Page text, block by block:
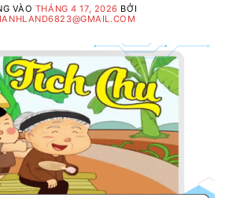
VÀO THÁNG 4 17, 2026 BỞI